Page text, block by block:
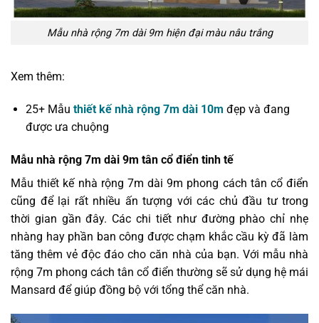
Mẫu nhà rộng 7m dài 9m hiện đại màu nâu trắng
Xem thêm:
25+ Mẫu thiết kế nhà rộng 7m dài 10m đẹp và đang
được ưa chuộng
Mẫu nhà rộng 7m dài 9m tân cổ điển tinh tế
Mẫu thiết kế nhà rộng 7m dài 9m phong cách tân cổ điển
cũng để lại rất nhiều ấn tượng với các chủ đầu tư trong
thời gian gần đây. Các chi tiết như đường phào chỉ nhẹ
nhàng hay phần ban công được chạm khắc cầu kỳ đã làm
tăng thêm vẻ độc đáo cho căn nhà của bạn. Với mẫu nhà
rộng 7m phong cách tân cổ điển thường sẽ sử dụng hệ mái
Mansard để giúp đồng bộ với tổng thể căn nhà.